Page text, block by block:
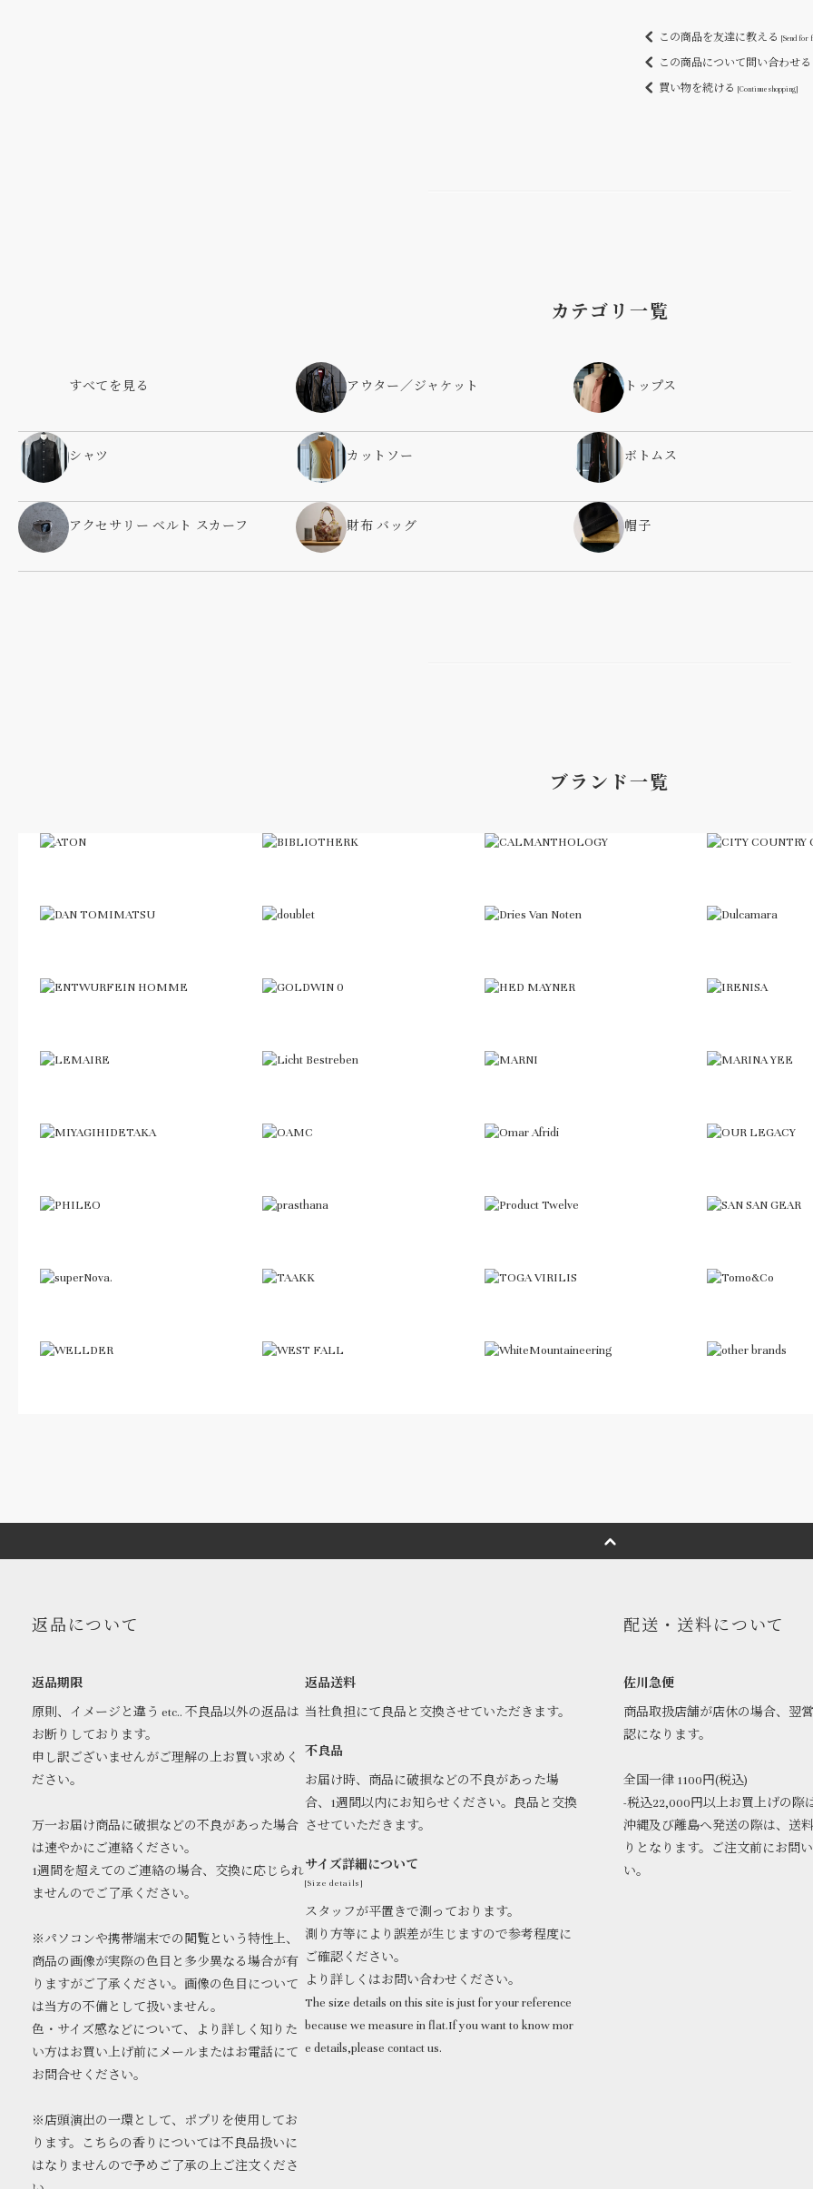
この商品を友達に教える [Send for
この商品について問い合わせる
買い物を続ける [Continue shopping]
カテゴリ一覧
すべてを見る アウター／ジャケット トップス
シャツ カットソー ボトムス
アクセサリー ベルト スカーフ 財布 バッグ 帽子
ブランド一覧
返品について
返品期限
原則、イメージと違う etc.. 不良品以外の返品は
お断りしております。
申し訳ございませんがご理解の上お買い求めく
ださい。
万一お届け商品に破損などの不良があった場合
は速やかにご連絡ください。
1週間を超えてのご連絡の場合、交換に応じられ
ませんのでご了承ください。
※パソコンや携帯端末での閲覧という特性上、
商品の画像が実際の色目と多少異なる場合が有
りますがご了承ください。画像の色目について
は当方の不備として扱いません。
色・サイズ感などについて、より詳しく知りた
い方はお買い上げ前にメールまたはお電話にて
お問合せください。
※店頭演出の一環として、ポプリを使用してお
ります。こちらの香りについては不良品扱いに
はなりませんので予めご了承の上ご注文くださ
返品送料
当社負担にて良品と交換させていただきます。
不良品
お届け時、商品に破損などの不良があった場
合、1週間以内にお知らせください。良品と交換
させていただきます。
サイズ詳細について
[Size details]
スタッフが平置きで測っております。
測り方等により誤差が生じますので参考程度に
ご確認ください。
より詳しくはお問い合わせください。
The size details on this site is just for your reference
because we measure in flat.If you want to know mor
e details,please contact us.
配送・送料について
佐川急便
商品取扱店舗が店休の場合、翌
認になります。
全国一律 1100円(税込)
-税込22,000円以上お買上げの際
沖縄及び離島へ発送の際は、送
りとなります。ご注文前にお問
い。